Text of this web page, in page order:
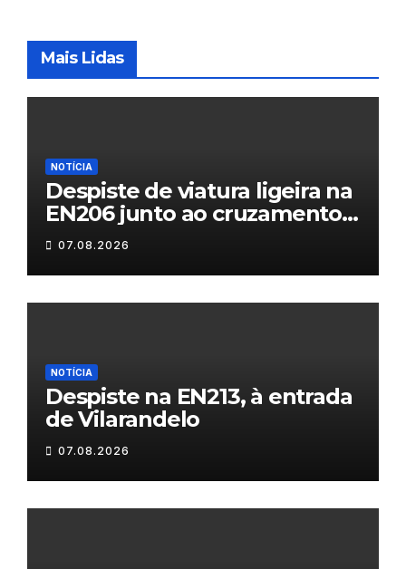
Mais Lidas
NOTÍCIA
Despiste de viatura ligeira na
EN206 junto ao cruzamento
Fornos do Pinhal
07.08.2026
NOTÍCIA
Despiste na EN213, à entrada
de Vilarandelo
07.08.2026